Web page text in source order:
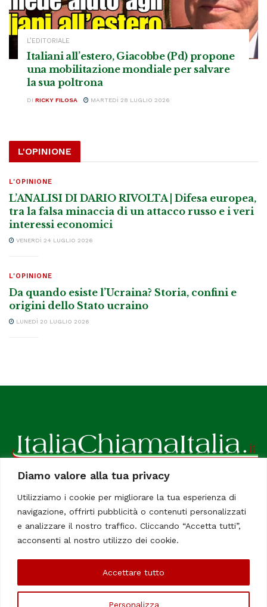
Diamo valore alla tua privacy
Utilizziamo i cookie per migliorare la tua esperienza di
navigazione, offrirti pubblicità o contenuti personalizzati
e analizzare il nostro traffico. Cliccando “Accetta tutti”,
acconsenti al nostro utilizzo dei cookie.
Personalizza
Accettare tutto
L’EDITORIALE
Italiani all’estero, Giacobbe (Pd) propone
una mobilitazione mondiale per salvare
la sua poltrona
DI RICKY FILOSA MARTEDÌ 28 LUGLIO 2026
L'OPINIONE
L'OPINIONE
L’ANALISI DI DARIO RIVOLTA | Difesa europea,
tra la falsa minaccia di un attacco russo e i veri
interessi economici
VENERDÌ 24 LUGLIO 2026
L'OPINIONE
Da quando esiste l’Ucraina? Storia, confini e
origini dello Stato ucraino
LUNEDÌ 20 LUGLIO 2026
ItaliaChiamaItalia, il TUO quotidiano online preferito.
Dedicato in particolare a tutti gli italiani residenti all'estero.
Tutti i diritti sono riservati. Quotidiano online indipendente
Le Firme